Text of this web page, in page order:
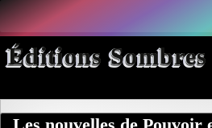
Aller
au
contenu
Éditions Sombres